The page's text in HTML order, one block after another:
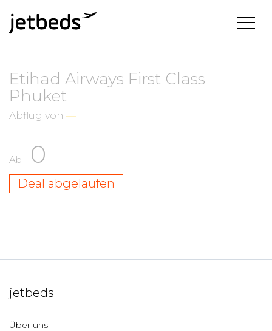
Etihad Airways First Class
Phuket
Abflug von —
Ab 0
Deal abgelaufen
jetbeds
Über uns